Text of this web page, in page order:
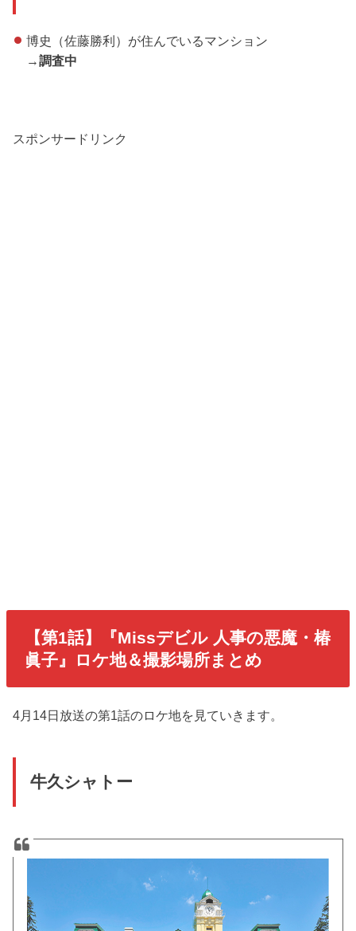
博史（佐藤勝利）が住んでいるマンション
→調査中
スポンサードリンク
【第1話】『Missデビル 人事の悪魔・椿
眞子』ロケ地＆撮影場所まとめ
4月14日放送の第1話のロケ地を見ていきます。
牛久シャトー